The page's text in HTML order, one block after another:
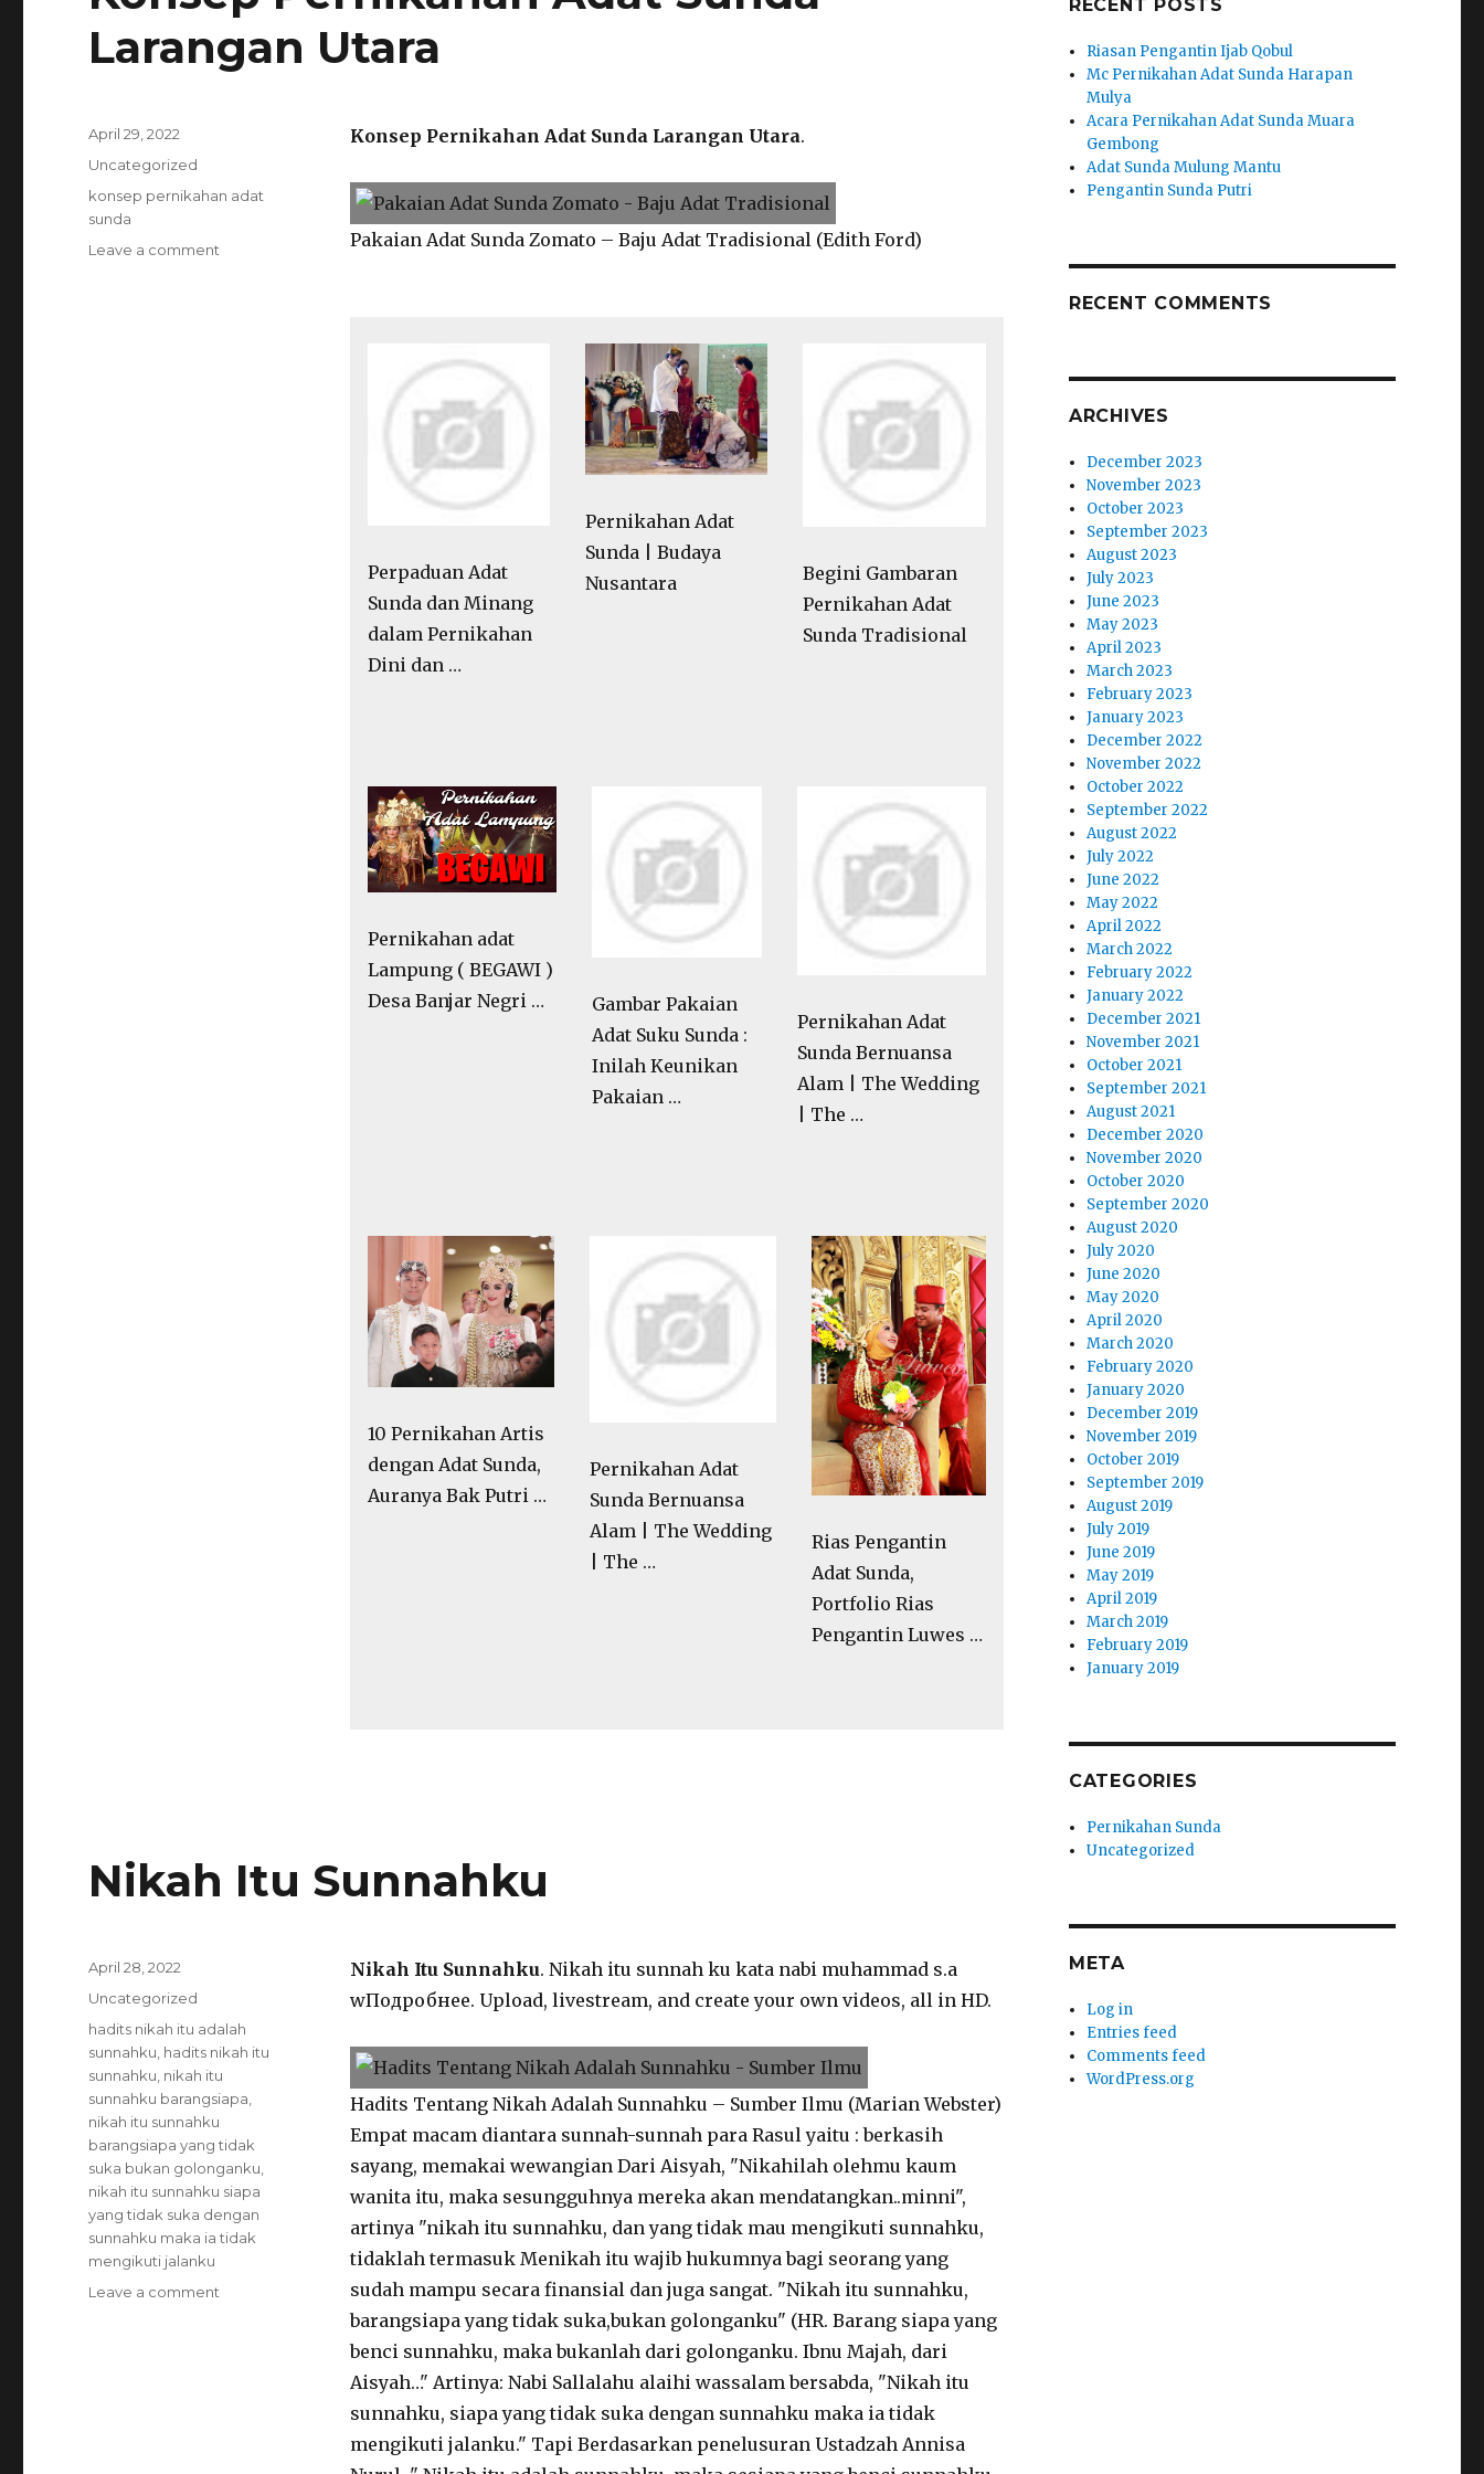
Larangan Utara
Konsep Pernikahan Adat Sunda Larangan Utara.
Pakaian Adat Sunda Zomato – Baju Adat Tradisional (Edith Ford)
Perpaduan Adat
Sunda dan Minang
dalam Pernikahan
Dini dan …
Pernikahan Adat
Sunda | Budaya
Nusantara
Begini Gambaran
Pernikahan Adat
Sunda Tradisional
Pernikahan adat
Lampung ( BEGAWI )
Desa Banjar Negri …
Gambar Pakaian
Adat Suku Sunda :
Inilah Keunikan
Pakaian …
Pernikahan Adat
Sunda Bernuansa
Alam | The Wedding
| The …
10 Pernikahan Artis
dengan Adat Sunda,
Auranya Bak Putri …
Pernikahan Adat
Sunda Bernuansa
Alam | The Wedding
| The …
Rias Pengantin
Adat Sunda,
Portfolio Rias
Pengantin Luwes …
Posted
April 29, 2022
Categories
Uncategorized
Tags
konsep pernikahan adat
sunda
Leave a comment
Nikah Itu Sunnahku
Nikah Itu Sunnahku. Nikah itu sunnah ku kata nabi muhammad s.a
wПодробнее. Upload, livestream, and create your own videos, all in HD.
Hadits Tentang Nikah Adalah Sunnahku – Sumber Ilmu (Marian Webster)
Empat macam diantara sunnah-sunnah para Rasul yaitu : berkasih
sayang, memakai wewangian Dari Aisyah, "Nikahilah olehmu kaum
wanita itu, maka sesungguhnya mereka akan mendatangkan..minni",
artinya "nikah itu sunnahku, dan yang tidak mau mengikuti sunnahku,
tidaklah termasuk Menikah itu wajib hukumnya bagi seorang yang
sudah mampu secara finansial dan juga sangat. "Nikah itu sunnahku,
barangsiapa yang tidak suka,bukan golonganku" (HR. Barang siapa yang
benci sunnahku, maka bukanlah dari golonganku. Ibnu Majah, dari
Aisyah…" Artinya: Nabi Sallalahu alaihi wassalam bersabda, "Nikah itu
sunnahku, siapa yang tidak suka dengan sunnahku maka ia tidak
mengikuti jalanku." Tapi Berdasarkan penelusuran Ustadzah Annisa
Posted
on
April 28, 2022
Categories
Uncategorized
Tags
hadits nikah itu adalah
sunnahku, hadits nikah itu
sunnahku, nikah itu
sunnahku barangsiapa,
nikah itu sunnahku
barangsiapa yang tidak
suka bukan golonganku,
nikah itu sunnahku siapa
yang tidak suka dengan
sunnahku maka ia tidak
mengikuti jalanku
Leave a comment
RECENT POSTS
Riasan Pengantin Ijab Qobul
Mc Pernikahan Adat Sunda Harapan
Mulya
Acara Pernikahan Adat Sunda Muara
Gembong
Adat Sunda Mulung Mantu
Pengantin Sunda Putri
RECENT COMMENTS
ARCHIVES
December 2023
November 2023
October 2023
September 2023
August 2023
July 2023
June 2023
May 2023
April 2023
March 2023
February 2023
January 2023
December 2022
November 2022
October 2022
September 2022
August 2022
July 2022
June 2022
May 2022
April 2022
March 2022
February 2022
January 2022
December 2021
November 2021
October 2021
September 2021
August 2021
December 2020
November 2020
October 2020
September 2020
August 2020
July 2020
June 2020
May 2020
April 2020
March 2020
February 2020
January 2020
December 2019
November 2019
October 2019
September 2019
August 2019
July 2019
June 2019
May 2019
April 2019
March 2019
February 2019
January 2019
CATEGORIES
Pernikahan Sunda
Uncategorized
META
Log in
Entries feed
Comments feed
WordPress.org